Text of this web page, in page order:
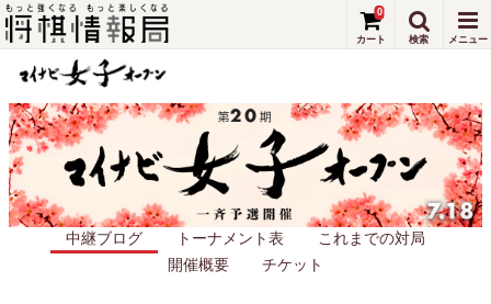
0
中継ブログ トーナメント表
これまでの対局
開催概要
チケット